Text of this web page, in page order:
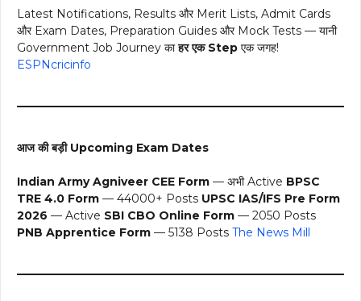
Latest Notifications, Results और Merit Lists, Admit Cards
और Exam Dates, Preparation Guides और Mock Tests — यानी
Government Job Journey काहर एक Step एक जगह!
ESPNcricinfo
आज की बड़ी Upcoming Exam Dates
Indian Army Agniveer CEE Form — अभी Active BPSC
TRE 4.0 Form — 44000+ Posts UPSC IAS/IFS Pre Form
2026 — Active SBI CBO Online Form — 2050 Posts
PNB Apprentice Form — 5138 Posts The News Mill